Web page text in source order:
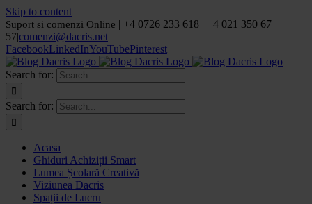
Skip to content
Suport si comenzi Online | +4 0726 233 618 | +4 021 350 67
57|comenzi@dacris.net
FacebookLinkedInYouTubePinterest
Search for:
Search for:
Acasa
Ghiduri Achiziții Smart
Lumea Școlară Creativă
Viziunea Dacris
Spații de Lucru